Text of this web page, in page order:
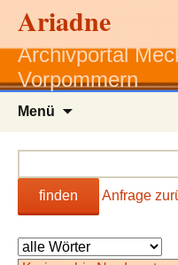
Ariadne
Archivportal
Vorpommern
Menü
finden Anfrage